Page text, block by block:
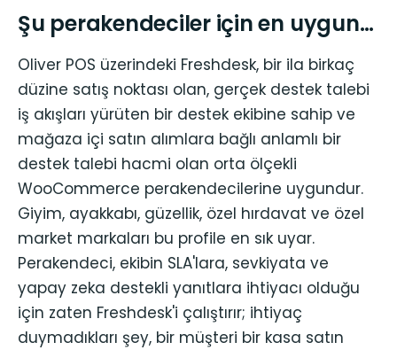
Şu perakendeciler için en uygun…
Oliver POS üzerindeki Freshdesk, bir ila birkaç
düzine satış noktası olan, gerçek destek talebi
iş akışları yürüten bir destek ekibine sahip ve
mağaza içi satın alımlara bağlı anlamlı bir
destek talebi hacmi olan orta ölçekli
WooCommerce perakendecilerine uygundur.
Giyim, ayakkabı, güzellik, özel hırdavat ve özel
market markaları bu profile en sık uyar.
Perakendeci, ekibin SLA'lara, sevkiyata ve
yapay zeka destekli yanıtlara ihtiyacı olduğu
için zaten Freshdesk'i çalıştırır; ihtiyaç
duymadıkları şey, bir müşteri bir kasa satın